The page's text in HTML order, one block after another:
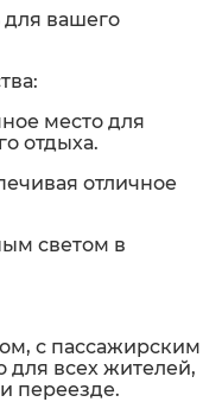
для вашего
место для
отдыха.
отличное
светом в
с пассажирским
для всех жителей,
переезде.